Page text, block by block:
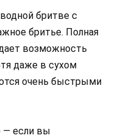
бритве с
бритье. Полная
возможность
даже в сухом
очень быстрыми
— если вы